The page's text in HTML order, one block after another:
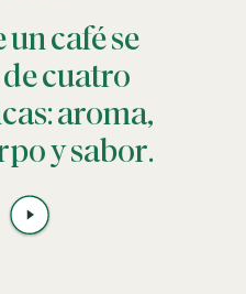
un café se
cuatro
aroma,
y sabor.